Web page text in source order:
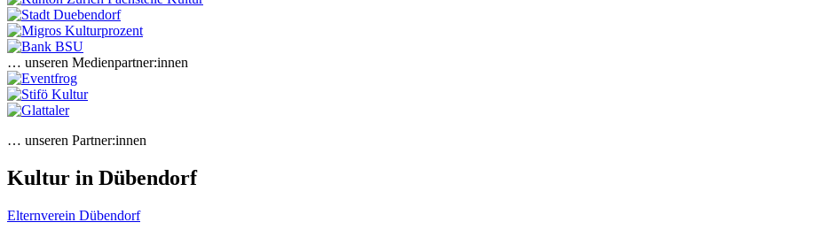
… unseren Medienpartner:innen
… unseren Partner:innen
Kultur in Dübendorf
Elternverein Dübendorf